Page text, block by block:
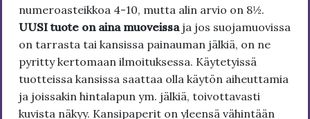
numeroasteikkoa 4-10, mutta alin arvio on 8½.
UUSI tuote on aina muoveissa ja jos suojamuovissa
on tarrasta tai kansissa painauman jälkiä, on ne
pyritty kertomaan ilmoituksessa. Käytetyissä
tuotteissa kansissa saattaa olla käytön aiheuttamia
ja joissakin hintalapun ym. jälkiä, toivottavasti
kuvista näkyy. Kansipaperit on yleensä vähintään